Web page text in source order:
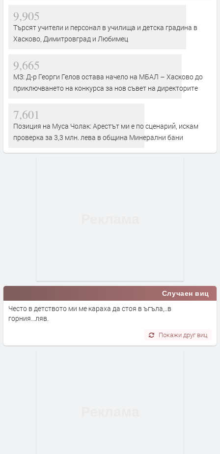
9,905
Търсят учители и персонал в училища и детска градина в
Хасково, Димитровград и Любимец
9,665
МЗ: Д-р Георги Гелов остава начело на МБАЛ – Хасково до
приключването на конкурса за нов съвет на директорите
7,601
Позиция на Муса Чолак: Арестът ми е по сценарий, искам
проверка за 3,3 млн. лева в община Минерални бани
Случаен виц
Често в детството ми ме караха да стоя в ъгъла,..в
горния...ляв.
Покажи друг виц